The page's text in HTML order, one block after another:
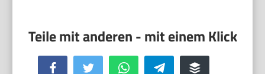
Facebook Twitter WhatsApp Telegram Buffer